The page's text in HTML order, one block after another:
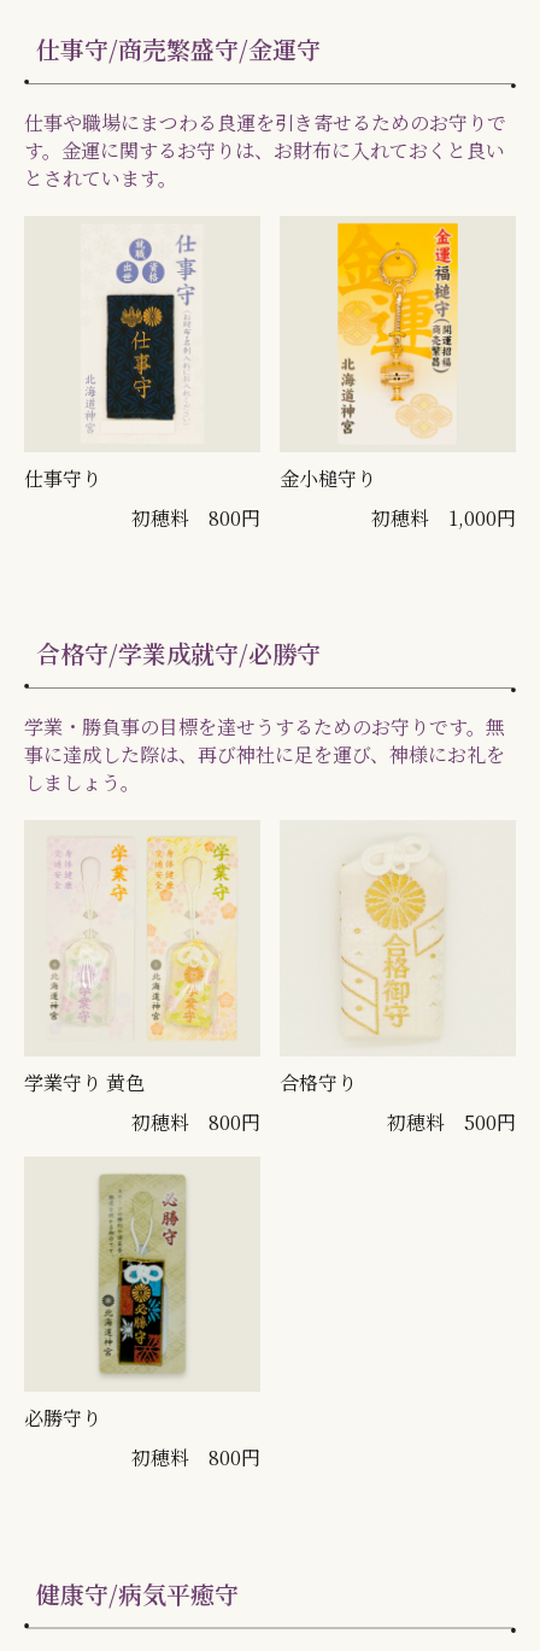
仕事守/商売繁盛守/金運守
仕事や職場にまつわる良運を引き寄せるためのお守りで
す。金運に関するお守りは、お財布に入れておくと良い
とされています。
仕事守り
初穂料 800円
金小槌守り
初穂料 1,000円
合格守/学業成就守/必勝守
学業・勝負事の目標を達せうするためのお守りです。無
事に達成した際は、再び神社に足を運び、神様にお礼を
しましょう。
学業守り 黄色
初穂料 800円
合格守り
初穂料 500円
必勝守り
初穂料 800円
健康守/病気平癒守